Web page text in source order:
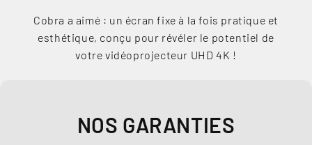
Cobra a aimé : un écran fixe à la fois pratique et
esthétique, conçu pour révéler le potentiel de
votre vidéoprojecteur UHD 4K !
NOS GARANTIES